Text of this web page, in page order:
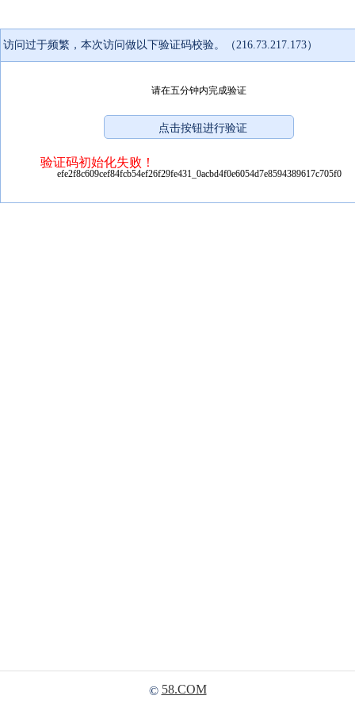
访问过于频繁，本次访问做以下验证码校验。（216.73.217.173）
请在五分钟内完成验证
验证码初始化失败！
efe2f8c609cef84fcb54ef26f29fe431_0acbd4f0e6054d7e8594389617c705f0
© 58.COM